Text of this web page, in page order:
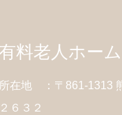
有料老人ホー
所在地 ：〒861-1313
２６３２